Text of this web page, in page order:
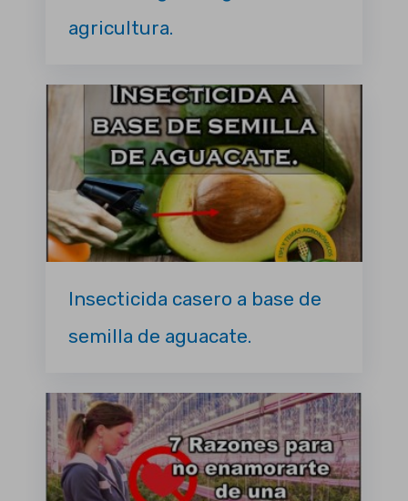
agricultura.
Insecticida casero a base de
semilla de aguacate.